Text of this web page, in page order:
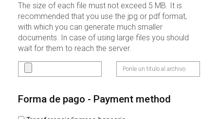
The size of each file must not exceed 5 MB. It is
recommended that you use the jpg or pdf format,
with which you can generate much smaller
documents. In case of using large files you should
wait for them to reach the server.
Forma de pago - Payment method